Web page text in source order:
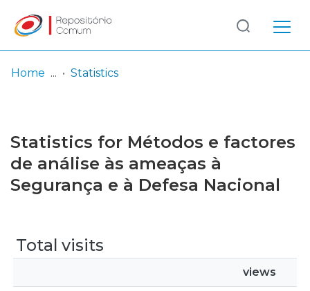
Browse repository
Entities
Log
In
(current)
Home Statistics
Statistics for Métodos e factores
de análise às ameaças à
Segurança e à Defesa Nacional
Total visits
views